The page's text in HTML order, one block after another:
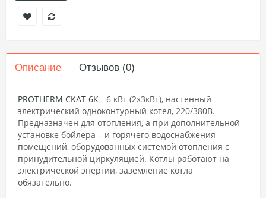
Описание Отзывов (0)
PROTHERM СКАТ 6К - 6 кВт (2х3кВт), настенный
электрический одноконтурный котел, 220/380В.
Предназначен для отопления, а при дополнительной
установке бойлера – и горячего водоснабжения
помещений, оборудованных системой отопления с
принудительной циркуляцией. Котлы работают на
электрической энергии, заземление котла
обязательно.